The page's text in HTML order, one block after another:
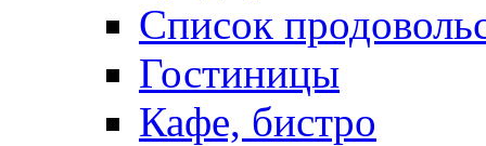
Список
Гостиницы
Кафе, бистро